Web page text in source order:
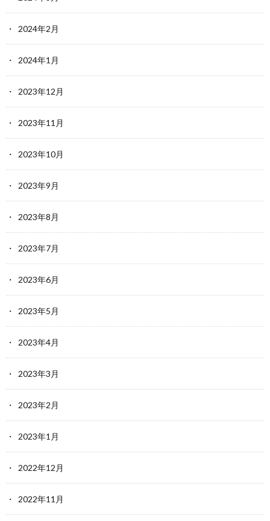
2024年2月
2024年1月
2023年12月
2023年11月
2023年10月
2023年9月
2023年8月
2023年7月
2023年6月
2023年5月
2023年4月
2023年3月
2023年2月
2023年1月
2022年12月
2022年11月